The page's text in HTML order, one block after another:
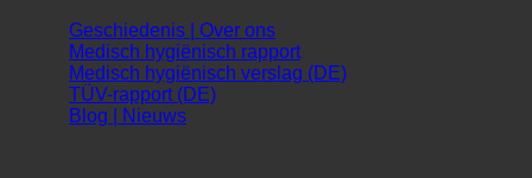
Info
Geschiedenis | Over ons
Medisch hygiënisch rapport
Medisch hygiënisch verslag (DE)